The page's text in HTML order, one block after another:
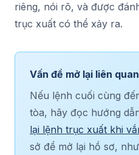
riêng, nói rõ, và được
trục xuất có thể xảy ra.
Vấn đề mở lại liên quan
Nếu lệnh cuối cùng
tòa, hãy đọc hướng
lại lệnh trục xuất khi
sở để mở lại hồ sơ,